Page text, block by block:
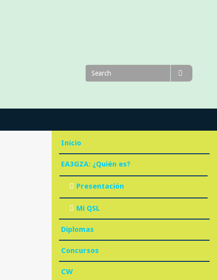
Search
for
Inicio
EA3GZA: ¿Quién es?
Presentación
Mi QSL
Diplomas
Concursos
CW